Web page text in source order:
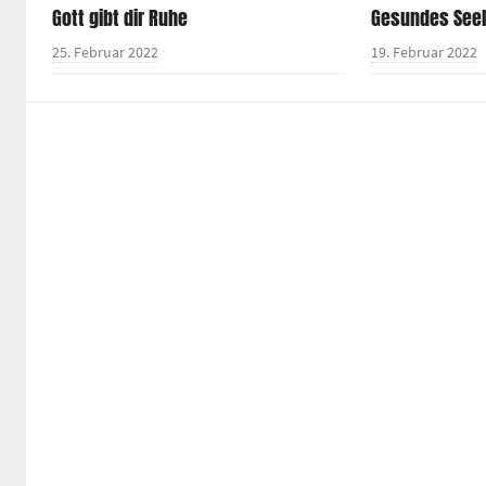
Gott gibt dir Ruhe
25. Februar 2022
Gesundes
19. Februar 2022